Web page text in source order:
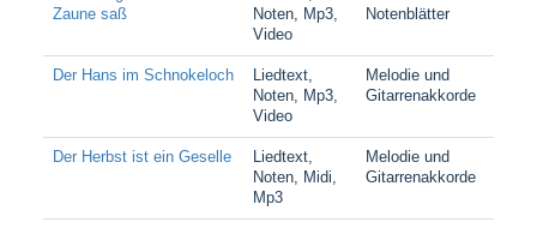
Zaune saß
Noten, Mp3,
Video
Notenblätter
Der Hans im Schnokeloch
Liedtext,
Noten, Mp3,
Video
Melodie und
Gitarrenakkorde
Der Herbst ist ein Geselle
Liedtext,
Noten, Midi,
Mp3
Melodie und
Gitarrenakkorde